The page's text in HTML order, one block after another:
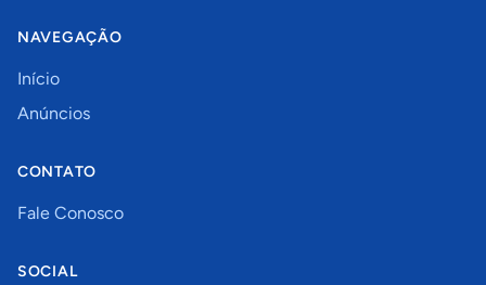
NAVEGAÇÃO
Início
Anúncios
CONTATO
Fale Conosco
SOCIAL